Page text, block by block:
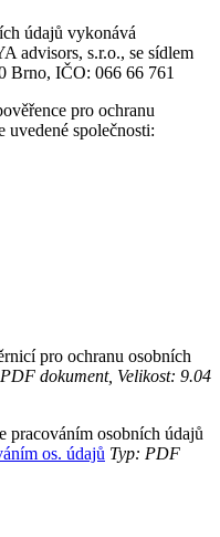
údajů vykonává
advisors, s.r.o., se sídlem
Brno, IČO: 066 66 761
pro ochranu
společnosti:
pro ochranu osobních
dokument, Velikost: 9.04
pracováním osobních údajů
os. údajů Typ: PDF